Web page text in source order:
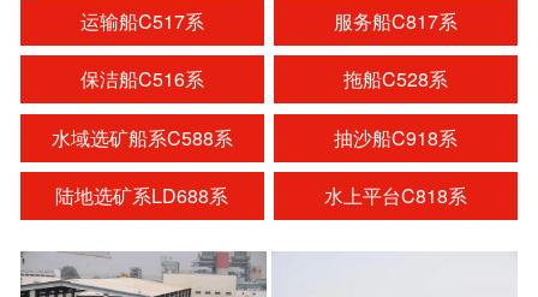
运输船C517系 服务船C817系
保洁船C516系 拖船C528系
水域选矿船系C588系 抽沙船C918系
陆地选矿系LD688系 水上平台C818系